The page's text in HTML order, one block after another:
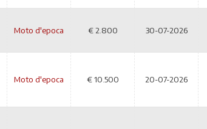
Moto d'epoca € 2.800 30-07-2026
Moto d'epoca € 10.500 20-07-2026